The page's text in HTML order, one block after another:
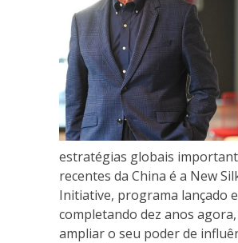
estratégias globais
recentes da China é a New
Initiative, programa lançado
completando dez anos
ampliar o seu poder de